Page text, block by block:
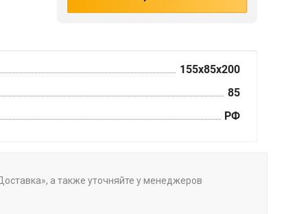
155x85x200
85
РФ
а также уточняйте у менеджеров